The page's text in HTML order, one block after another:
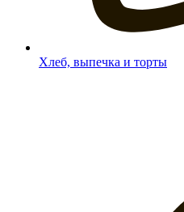
Хлеб, выпечка и торты